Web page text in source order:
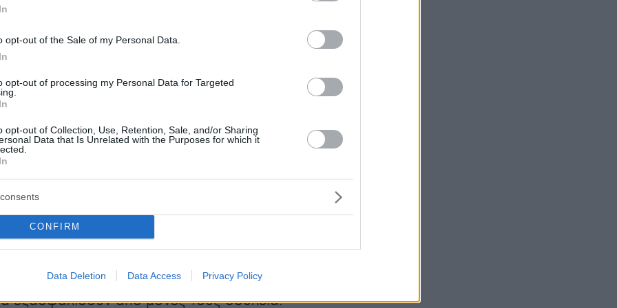
opt-out of the Sale of my Personal Data.
opt-out of processing my Personal Data for Targeted
opt-out of Collection, Use, Retention, Sale, and/or Sharing
Data that Is Unrelated with the Purposes for which it
CONFIRM
Data Deletion Data Access Privacy Policy
σπουδών κερδίζουν
απόφοιτοι Κλασικών Σπουδών. Το
δεν είναι θεωρητικό. Από τον
Geschke, (συνιδρυτή της Adobe) και την
, οι Κλασικές και Ανθρωπιστικές Σπουδές
διαρκώς ότι δεν σε περιορίζουν σε μία
είναι συχνά συνώνυμο με παιδεία,
ισχυρίζεται ότι η φιλοσοφία ή η κλασική
εξασφαλίσουν από μόνες τους δουλειά.